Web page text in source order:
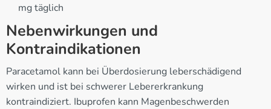
mg täglich
Nebenwirkungen und
Kontraindikationen
Paracetamol kann bei Überdosierung leberschädigend
wirken und ist bei schwerer Lebererkrankung
kontraindiziert. Ibuprofen kann Magenbeschwerden